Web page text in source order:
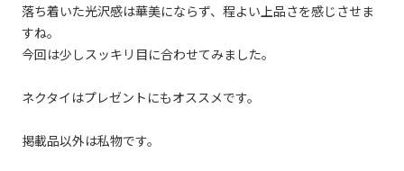
落ち着いた光沢感は華美にならず、程よい上品さを感じさせま
すね。
今回は少しスッキリ目に合わせてみました。
ネクタイはプレゼントにもオススメです。
掲載品以外は私物です。